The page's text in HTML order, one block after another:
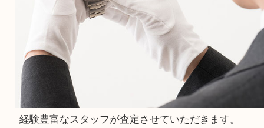
商品を直接お店までお持ちください。